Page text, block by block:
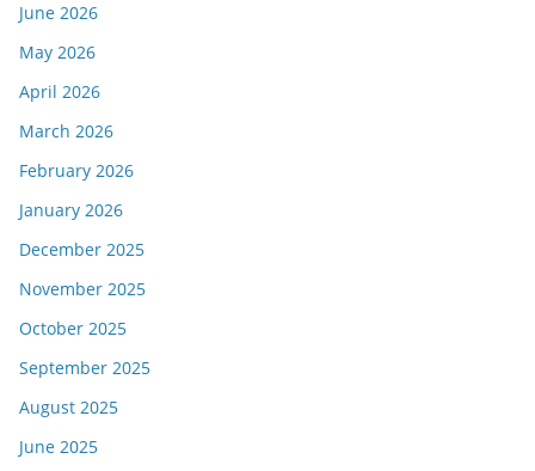
June 2026
May 2026
April 2026
March 2026
February 2026
January 2026
December 2025
November 2025
October 2025
September 2025
August 2025
June 2025